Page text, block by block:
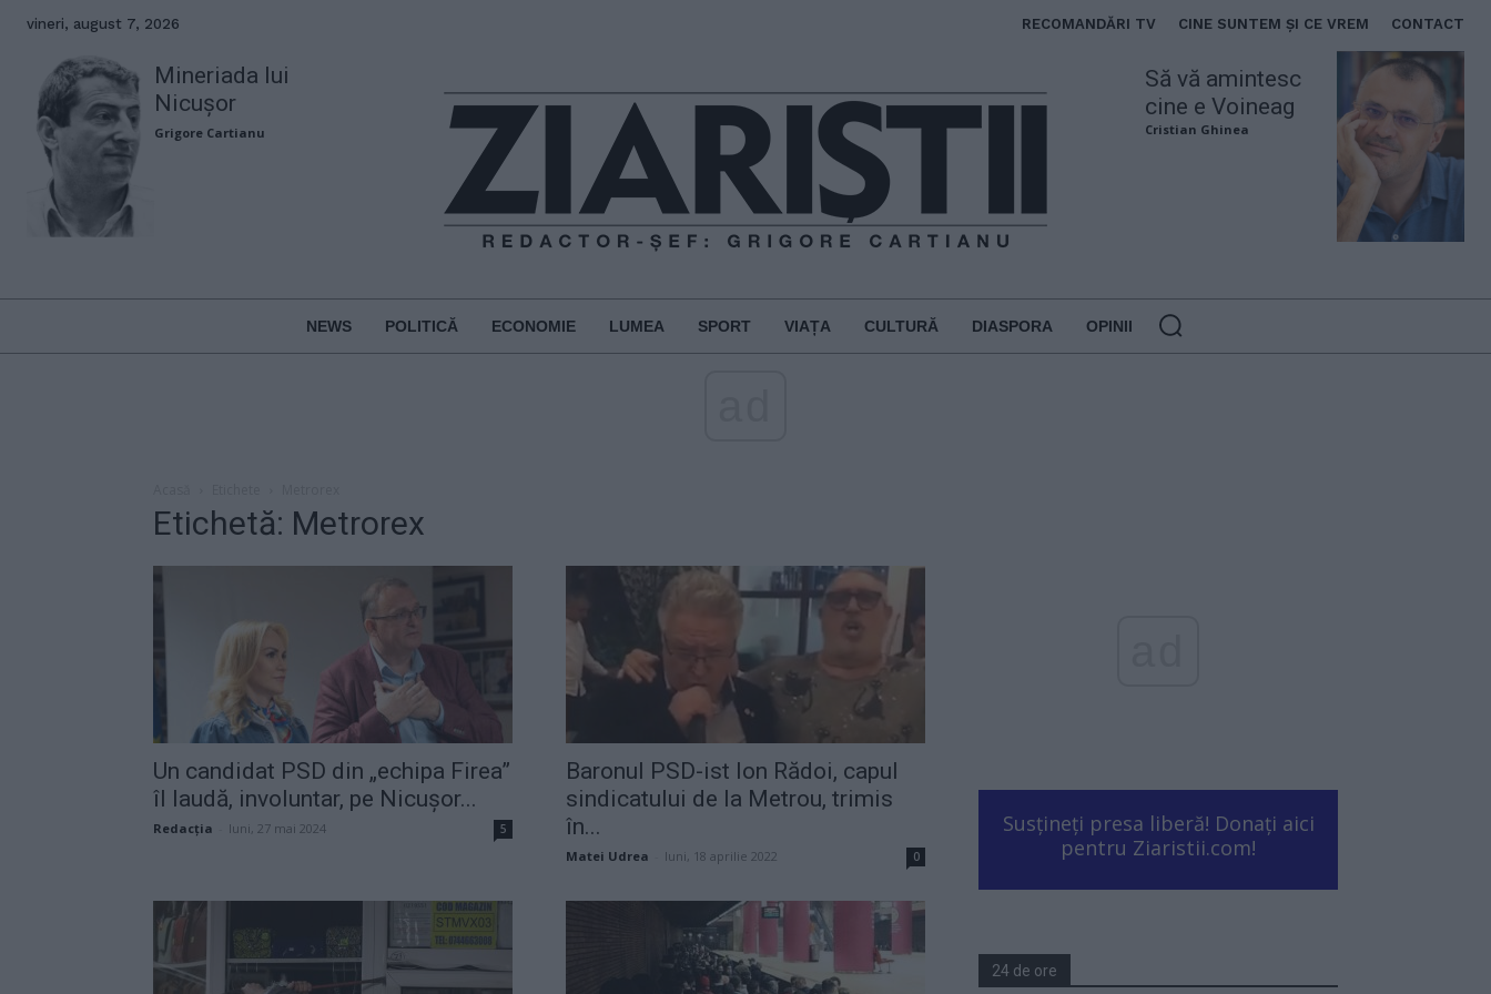
vineri, august 7, 2026 RECOMANDĂRI TV CINE SUNTEM ȘI CE VREM CONTACT
Mineriada lui
Nicușor
Grigore Cartianu
Să vă amintesc
cine e Voineag
Cristian Ghinea
NEWS POLITICĂ ECONOMIE LUMEA SPORT VIAȚA CULTURĂ DIASPORA OPINII
Etichetă: Metrorex
Un candidat PSD din „echipa Firea”
îl laudă, involuntar, pe Nicușor...
Redacţia luni, 27 mai 2024 5
Baronul PSD-ist Ion Rădoi, capul
sindicatului de la Metrou, trimis
în...
Matei Udrea luni, 18 aprilie 2022 0
Susțineți presa liberă! Donați aici
pentru Ziaristii.com!
24 de ore